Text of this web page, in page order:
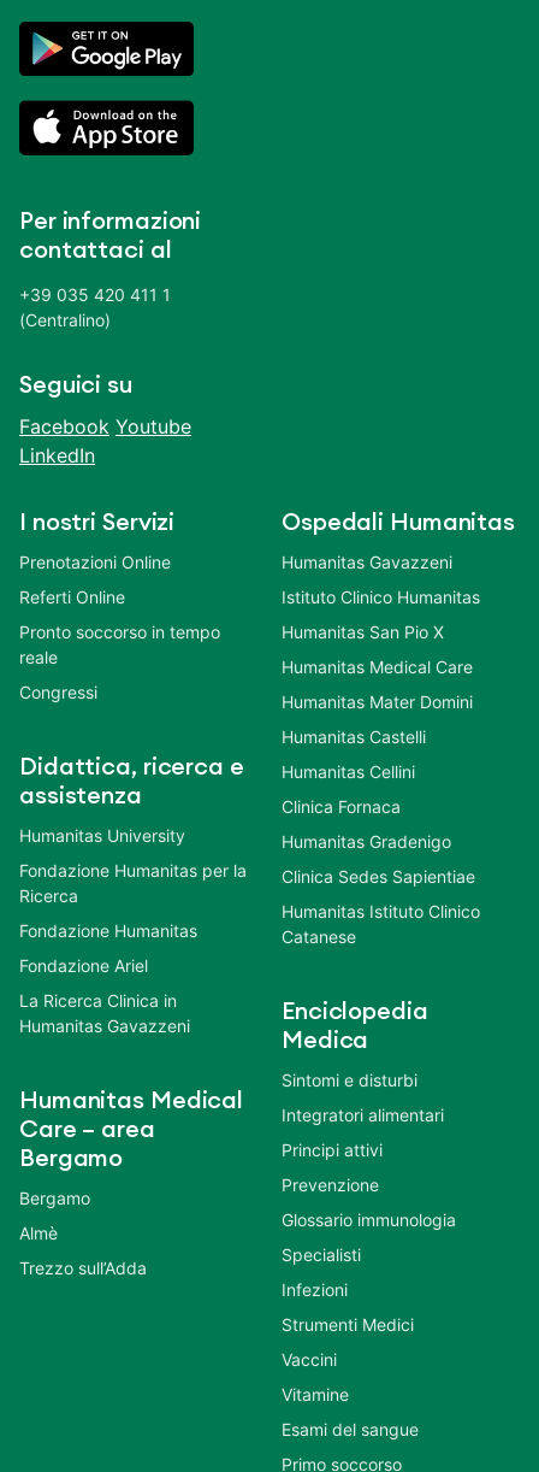
Per informazioni
contattaci al
+39 035 420 411 1
(Centralino)
Seguici su
Facebook Youtube
LinkedIn
I nostri Servizi
Prenotazioni Online
Referti Online
Pronto soccorso in tempo
reale
Congressi
Didattica, ricerca e
assistenza
Humanitas University
Fondazione Humanitas per la
Ricerca
Fondazione Humanitas
Fondazione Ariel
La Ricerca Clinica in
Humanitas Gavazzeni
Humanitas Medical
Care – area
Bergamo
Bergamo
Almè
Trezzo sull’Adda
Ospedali Humanitas
Humanitas Gavazzeni
Istituto Clinico Humanitas
Humanitas San Pio X
Humanitas Medical Care
Humanitas Mater Domini
Humanitas Castelli
Humanitas Cellini
Clinica Fornaca
Humanitas Gradenigo
Clinica Sedes Sapientiae
Humanitas Istituto Clinico
Catanese
Enciclopedia
Medica
Sintomi e disturbi
Integratori alimentari
Principi attivi
Prevenzione
Glossario immunologia
Specialisti
Infezioni
Strumenti Medici
Vaccini
Vitamine
Esami del sangue
Primo soccorso